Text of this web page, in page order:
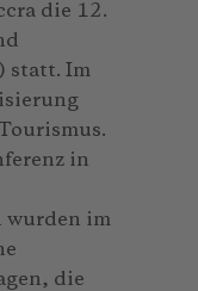
die 12.
statt. Im
in
wurden im
die